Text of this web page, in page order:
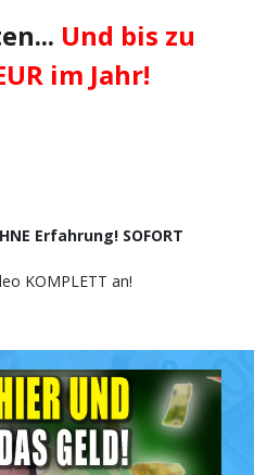
Und bis zu
im Jahr!
Erfahrung! SOFORT
KOMPLETT an!